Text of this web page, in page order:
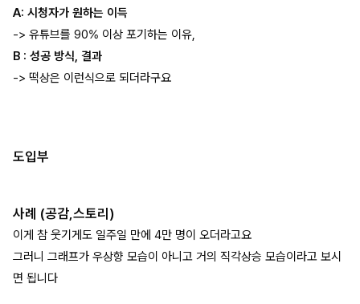
A: 시청자가 원하는 이득
-> 유튜브를 90% 이상 포기하는 이유,
B : 성공 방식, 결과
-> 떡상은 이런식으로 되더라구요
도입부
사례 (공감,스토리)
이게 참 웃기게도 일주일 만에 4만 명이 오더라고요
그러니 그래프가 우상향 모습이 아니고 거의 직각상승 모습이라고 보시
면 됩니다